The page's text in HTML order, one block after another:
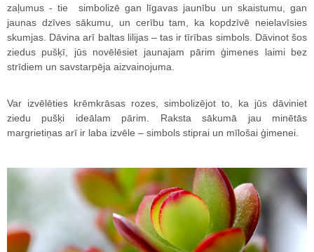
zaļumus - tie simbolizē gan līgavas jaunību un skaistumu, gan
jaunas dzīves sākumu, un cerību tam, ka kopdzīvē neielavīsies
skumjas. Dāvina arī baltas lilijas – tas ir tīrības simbols. Dāvinot šos
ziedus pušķī, jūs novēlēsiet jaunajam pārim ģimenes laimi bez
strīdiem un savstarpēja aizvainojuma.
Var izvēlēties krēmkrāsas rozes, simbolizējot to, ka jūs dāviniet
ziedu pušķi ideālam pārim. Raksta sākumā jau minētās
margrietiņas arī ir laba izvēle – simbols stiprai un mīlošai ģimenei.